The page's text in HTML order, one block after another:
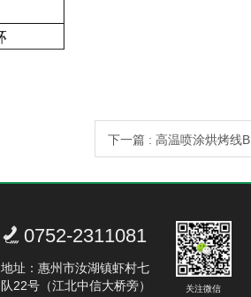
下一篇 : 高温喷涂烘烤线B
 0752-2311081
地址：惠州市汝湖镇虾村七
队22号（江北中信大桥旁）
关注微信